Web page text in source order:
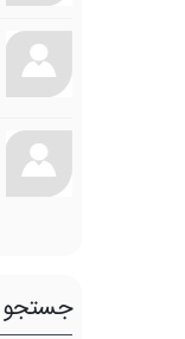
جستجو